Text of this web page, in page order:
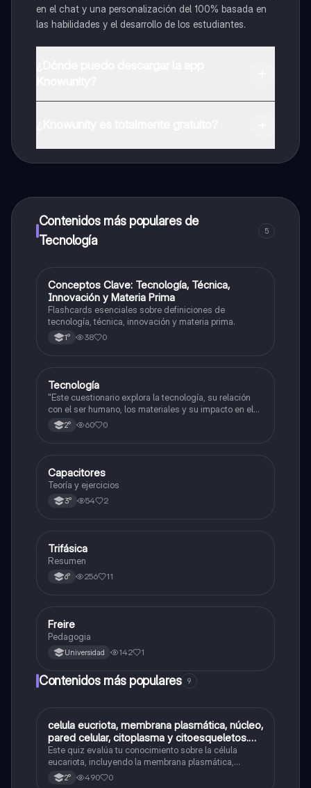
en el chat y una personalización del 100% basada en
las habilidades y el desarrollo de los estudiantes.
a determinadas funciones.
Contenidos más populares de
Tecnología
5
CTecnología
Conceptos Clave: Tecnología, Técnica,
Innovación y Materia Prima
Flashcards esenciales sobre definiciones de
tecnología, técnica, innovación y materia prima.
1° 38 0
Tecnología
Tecnología
"Este cuestionario explora la tecnología, su relación
con el ser humano, los materiales y su impacto en el
mundo natural y artificial."
2° 60 0
Matemáticas
Capacitores
Teoría y ejercicios
3° 54 2
Tecnología
Trifásica
Resumen
6° 256 11
Tecnología
Freire
Pedagogia
Universidad 142 1
Contenidos más populares 9
CBiología
celula eucriota, membrana plasmática, núcleo,
pared celular, citoplasma y citoesqueletos.
nombre se las partes de la celula eucariota
Este quiz evalúa tu conocimiento sobre la célula
eucariota, incluyendo la membrana plasmática,
núcleo, pared celular, citoplasma y citoesqueleto.
2° 490 0